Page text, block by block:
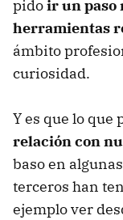
pidoir un paso
herramientas
ámbito
curiosidad.
Y es que lo que
relación con
baso en
terceros han
ejemplo ver